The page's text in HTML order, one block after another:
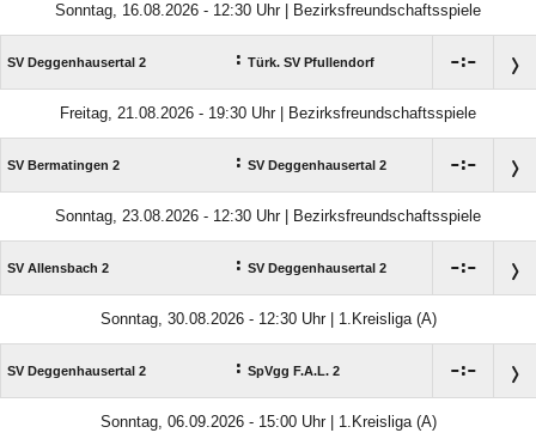
Sonntag, 16.08.2026 - 12:30 Uhr | Bezirksfreundschaftsspiele
SV Deggenhausertal 2 : Türk. SV Pfullendorf :
Freitag, 21.08.2026 - 19:30 Uhr | Bezirksfreundschaftsspiele
SV Bermatingen 2 : SV Deggenhausertal 2 :
Sonntag, 23.08.2026 - 12:30 Uhr | Bezirksfreundschaftsspiele
SV Allensbach 2 : SV Deggenhausertal 2 :
Sonntag, 30.08.2026 - 12:30 Uhr | 1.Kreisliga (A)
SV Deggenhausertal 2 : SpVgg F.A.L. 2 :
Sonntag, 06.09.2026 - 15:00 Uhr | 1.Kreisliga (A)